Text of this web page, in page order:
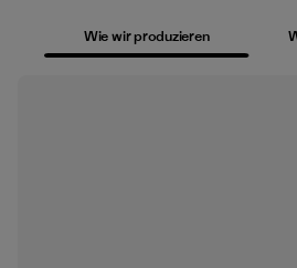
Wie wir produzieren